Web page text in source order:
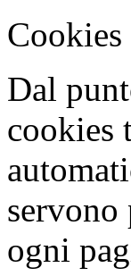
Dal
cookies
ogni